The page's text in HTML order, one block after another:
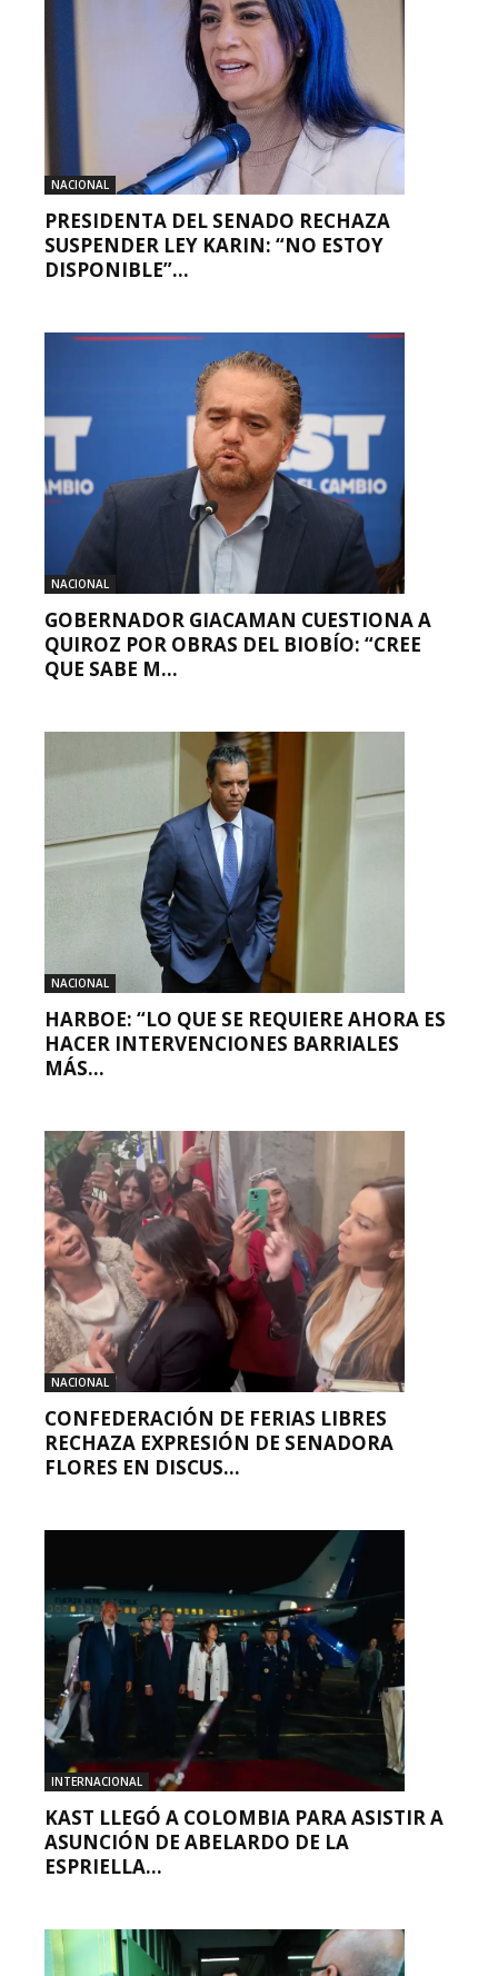
NACIONAL
PRESIDENTA DEL SENADO RECHAZA
SUSPENDER LEY KARIN: “NO ESTOY
DISPONIBLE”...
NACIONAL
GOBERNADOR GIACAMAN CUESTIONA A
QUIROZ POR OBRAS DEL BIOBÍO: “CREE
QUE SABE M...
NACIONAL
HARBOE: “LO QUE SE REQUIERE AHORA ES
HACER INTERVENCIONES BARRIALES
MÁS...
NACIONAL
CONFEDERACIÓN DE FERIAS LIBRES
RECHAZA EXPRESIÓN DE SENADORA
FLORES EN DISCUS...
INTERNACIONAL
KAST LLEGÓ A COLOMBIA PARA ASISTIR A
ASUNCIÓN DE ABELARDO DE LA
ESPRIELLA...